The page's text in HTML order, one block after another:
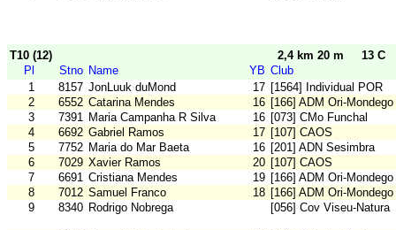
T10 (12) 2,4 km 20 m
13 C
Pl
Stno Name YB Club
1
8157 JonLuuk duMond 17 [1564] Individual POR
2
6552 Catarina Mendes 16 [166] ADM Ori-Mondego
3
7391 Maria Campanha R Silva 16 [073] CMo Funchal
4
6692 Gabriel Ramos 17 [107] CAOS
5
7752 Maria do Mar Baeta 16 [201] ADN Sesimbra
6
7029 Xavier Ramos 20 [107] CAOS
7
6691 Cristiana Mendes 19 [166] ADM Ori-Mondego
8
7012 Samuel Franco 18 [166] ADM Ori-Mondego
9
8340 Rodrigo Nobrega [056] Cov Viseu-Natura